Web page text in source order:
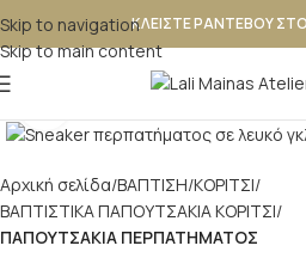
Skip to navigation
Skip to main content
ΚΛΕΙΣΤΕ ΡΑΝΤΕΒΟΥ ΣΤΟ
Αρχική σελίδα ΒΑΠΤΙΣΗ ΚΟΡΙΤΣΙ
ΒΑΠΤΙΣΤΙΚΑ ΠΑΠΟΥΤΣΑΚΙΑ ΚΟΡΙΤΣΙ
ΠΑΠΟΥΤΣΑΚΙΑ ΠΕΡΠΑΤΗΜΑΤΟΣ